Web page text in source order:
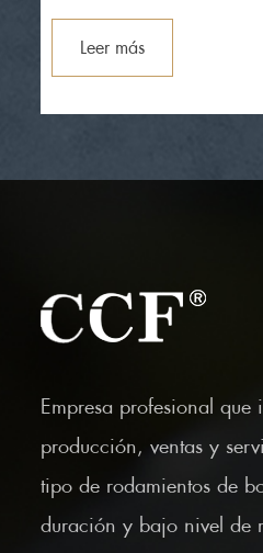
Leer más
Empresa profesional que
producción, ventas y
tipo de rodamientos de
duración y bajo nivel de